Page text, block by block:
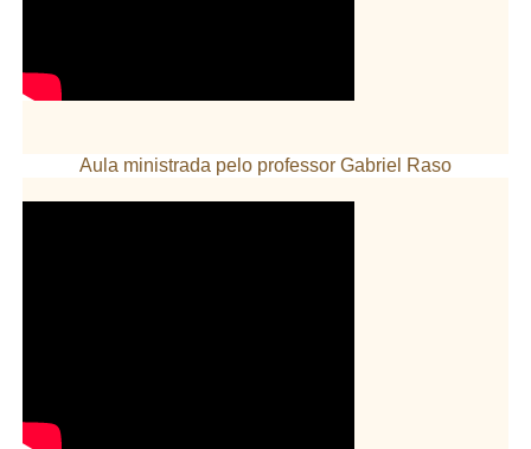
Aula ministrada pelo professor Gabriel Raso